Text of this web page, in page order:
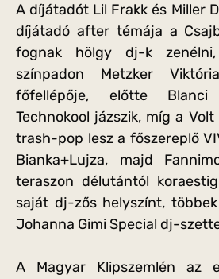
A díjátadót Lil Frakk és Miller
díjátadó after témája a
fognak hölgy dj-k
színpadon Metzker
főfellépője, előtte
Technokool jázszik, míg a
trash-pop lesz a főszereplő
Bianka+Lujza, majd
teraszon délutántól
saját dj-zős helyszínt,
Johanna Gimi Special dj-
A Magyar Klipszemlén az